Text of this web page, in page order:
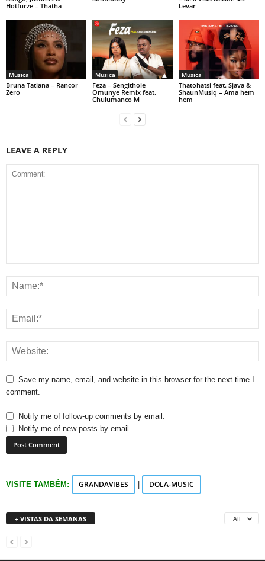
Hotfurze – Thatha
Levar
Musica
Bruna Tatiana – Rancor
Zero
Musica
Feza – Sengithole
Omunye Remix feat.
Chulumanco M
Musica
Thatohatsi feat. Sjava &
ShaunMusiq – Ama hem
hem
LEAVE A REPLY
Save my name, email, and website in this browser for the next time I
comment.
Notify me of follow-up comments by email.
Notify me of new posts by email.
VISITE TAMBÉM: GRANDAVIBES DOLA-MUSIC
+ VISTAS DA SEMANAS All